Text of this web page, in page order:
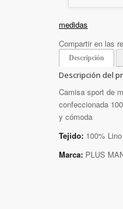
medidas
Compartir en las
Descripción
Descripción del
Camisa sport de
confeccionada
y cómoda
Tejido: 100% Lino
Marca: PLUS